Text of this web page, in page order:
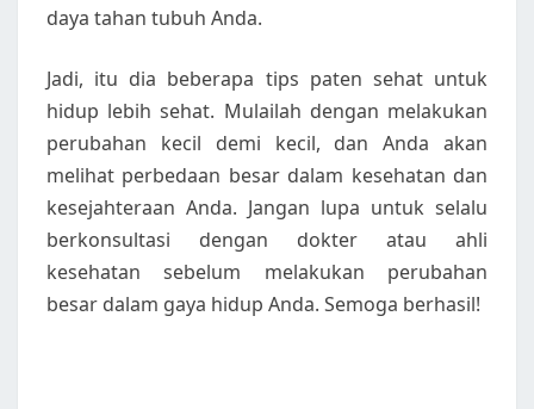
daya tahan tubuh Anda.
Jadi, itu dia beberapa tips paten sehat untuk
hidup lebih sehat. Mulailah dengan melakukan
perubahan kecil demi kecil, dan Anda akan
melihat perbedaan besar dalam kesehatan dan
kesejahteraan Anda. Jangan lupa untuk selalu
berkonsultasi dengan dokter atau ahli
kesehatan sebelum melakukan perubahan
besar dalam gaya hidup Anda. Semoga berhasil!